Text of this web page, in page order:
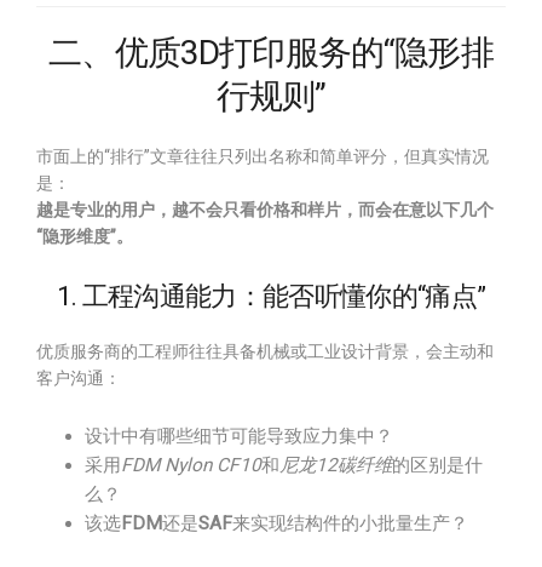
二、优质3D打印服务的“隐形排
行规则”
市面上的“排行”文章往往只列出名称和简单评分，但真实情况
是：
越是专业的用户，越不会只看价格和样片，而会在意以下几个
“隐形维度”。
1. 工程沟通能力：能否听懂你的“痛点”
优质服务商的工程师往往具备机械或工业设计背景，会主动和
客户沟通：
设计中有哪些细节可能导致应力集中？
采用FDM Nylon CF10和尼龙12碳纤维的区别是什
么？
该选FDM还是SAF来实现结构件的小批量生产？